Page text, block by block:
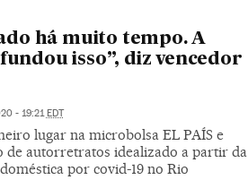
há muito tempo. A
isso”, diz vencedor
- 19:21EDT
lugar na microbolsa EL PAÍS e
de autorretratos idealizado a partir da
por covid-19 no Rio